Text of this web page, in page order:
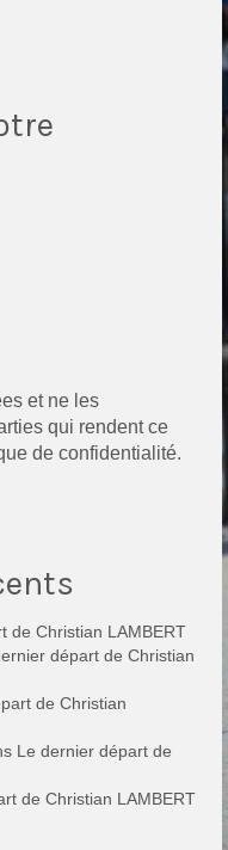
et ne les
qui rendent ce
de confidentialité.
de Christian LAMBERT
départ de Christian
de Christian
Le dernier départ de
de Christian LAMBERT